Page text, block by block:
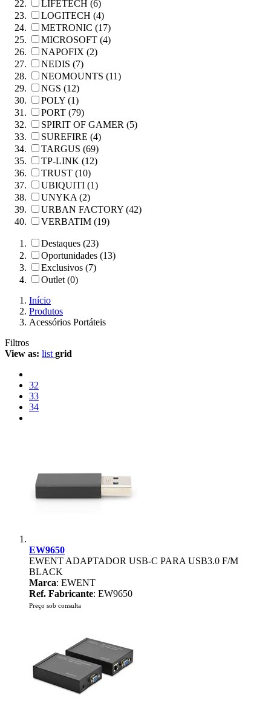
LIFETECH (6)
LOGITECH (4)
METRONIC (17)
MICROSOFT (4)
NAPOFIX (2)
NEDIS (7)
NEOMOUNTS (11)
NGS (12)
POLY (1)
PORT (79)
SPIRIT OF GAMER (5)
SUREFIRE (4)
TARGUS (69)
TP-LINK (12)
TRUST (10)
UBIQUITI (1)
UNYKA (2)
URBAN FACTORY (42)
VERBATIM (19)
Destaques (23)
Oportunidades (13)
Exclusivos (7)
Outlet (0)
Início
Produtos
Acessórios Portáteis
Filtros
View as: list grid
32
33
34
EW9650
EWENT ADAPTADOR USB-C PARA USB3.0 F/M
BLACK
Marca: EWENT
Ref. Fabricante: EW9650
Preço sob consulta